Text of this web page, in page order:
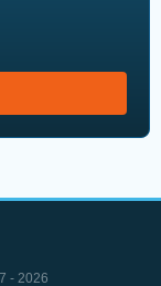
- 2026